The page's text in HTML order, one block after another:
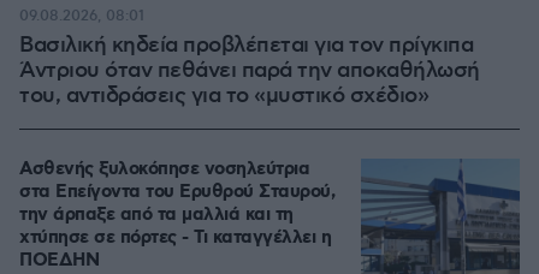
Βασιλική κηδεία προβλέπεται για τον πρίγκιπα
Άντριου όταν πεθάνει παρά την αποκαθήλωσή
του, αντιδράσεις για το «μυστικό σχέδιο»
09.08.2026, 08:01
Ασθενής ξυλοκόπησε νοσηλεύτρια
στα Επείγοντα του Ερυθρού Σταυρού,
την άρπαξε από τα μαλλιά και τη
χτύπησε σε πόρτες - Τι καταγγέλλει η
ΠΟΕΔΗΝ